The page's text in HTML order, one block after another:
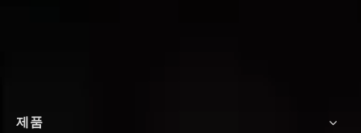
제품